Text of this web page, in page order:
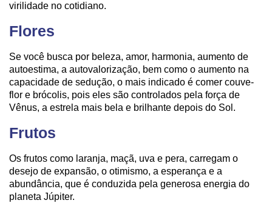
virilidade no cotidiano.
Flores
Se você busca por beleza, amor, harmonia, aumento de
autoestima, a autovalorização, bem como o aumento na
capacidade de sedução, o mais indicado é comer couve-
flor e brócolis, pois eles são controlados pela força de
Vênus, a estrela mais bela e brilhante depois do Sol.
Frutos
Os frutos como laranja, maçã, uva e pera, carregam o
desejo de expansão, o otimismo, a esperança e a
abundância, que é conduzida pela generosa energia do
planeta Júpiter.